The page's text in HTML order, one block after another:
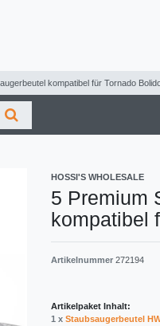
kompatibel für Tornado
HOSSI'S WHOLESALE
5 Premium
kompatibel
Artikelnummer 272194
Artikelpaket Inhalt:
1 x Staubsaugerbeutel